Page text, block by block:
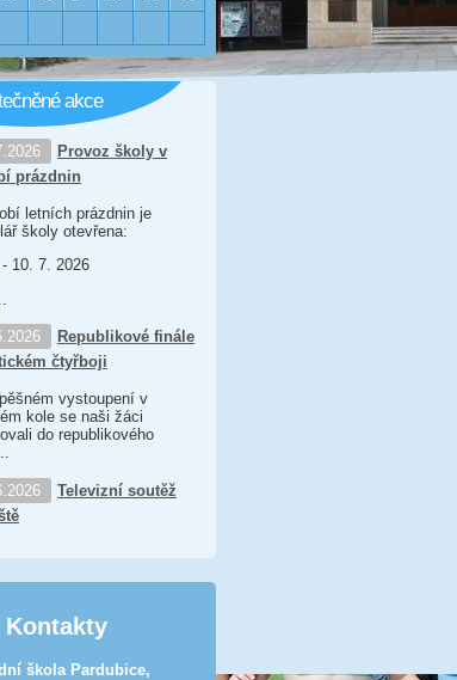
akce
Provoz školy v
prázdnin
letních prázdnin je
školy otevřena:
10. 7. 2026
Republikové finále
čtyřboji
vystoupení v
kole se naši žáci
do republikového
Televizní soutěž
Kontakty
škola Pardubice,